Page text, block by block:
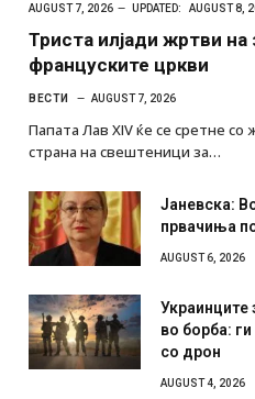
AUGUST 7, 2026 UPDATED: AUGUST 8,
Триста илјади жртви на
француските цркви
ВЕСТИ AUGUST 7, 2026
Папата Лав XIV ќе се сретне
страна на свештеници за…
Јаневска:
првачиња
AUGUST 6, 2026
Украинците
во борба:
со дрон
AUGUST 4, 2026